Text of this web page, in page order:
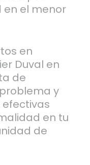
el menor
en
Duval en
de
y
en tu
de